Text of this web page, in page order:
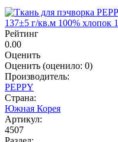
Рейтинг
0.00
Оценить
Оценить (оценило: 0)
Производитель:
PEPPY
Страна:
Южная Корея
Артикул:
4507